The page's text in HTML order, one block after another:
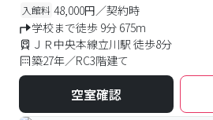
入館料 48,000円／契約時
学校まで徒歩 9分 675m
ＪＲ中央本線立川駅 徒歩8分
築27年／RC3階建て
空室確認